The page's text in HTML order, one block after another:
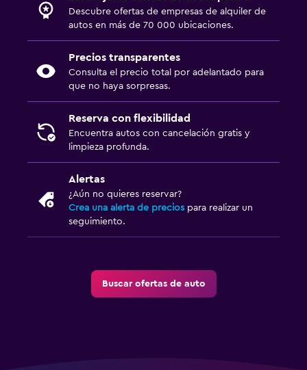
Descubre ofertas de empresas de alquiler de
autos en más de 70 000 ubicaciones.
Precios transparentes
Consulta el precio total por adelantado para
que no haya sorpresas.
Reserva con flexibilidad
Encuentra autos con cancelación gratis y
limpieza profunda.
Alertas
¿Aún no quieres reservar?
Crea una alerta de precios para realizar un
seguimiento.
Buscar ofertas de auto